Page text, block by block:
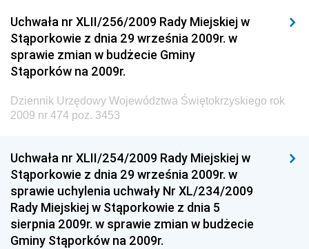
Środowiska
Dziennik Urzędowy Ministerstwa Administracji,
Gospodarki Terenowej i Ochrony Środowiska
Gospodarki Przestrzennej
Dziennik Urzędowy Ministerstwa Przemysłu
Chemicznego i Lekkiego
Dziennik Urzędowy Ministerstwa Rolnictwa i
Gospodarki Żywnościowej
Uchwała nr XLII/256/2009 Rady Miejskiej w
Stąporkowie z dnia 29 września 2009r. w
sprawie zmian w budżecie Gminy
Stąporków na 2009r.
Dziennik Urzędowy Województwa Świętokrzyskiego rok
2009 nr 474 poz. 3453
Uchwała nr XLII/254/2009 Rady Miejskiej w
Stąporkowie z dnia 29 września 2009r. w
sprawie uchylenia uchwały Nr XL/234/2009
Rady Miejskiej w Stąporkowie z dnia 5
sierpnia 2009r. w sprawie zmian w budżecie
Gminy Stąporków na 2009r.